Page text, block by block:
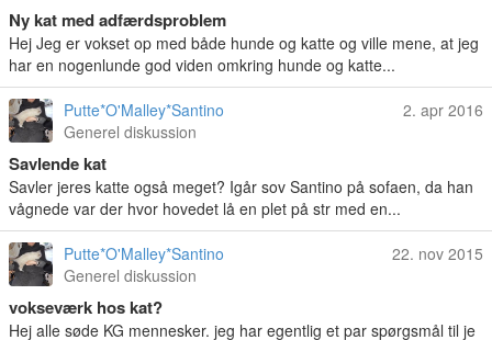
Ny kat med adfærdsproblem
Hej Jeg er vokset op med både hunde og katte og ville mene, at jeg
har en nogenlunde god viden omkring hunde og katte...
Putte*O'Malley*Santino
Generel diskussion
2. apr 2016
Savlende kat
Savler jeres katte også meget? Igår sov Santino på sofaen, da han
vågnede var der hvor hovedet lå en plet på str med en...
Putte*O'Malley*Santino
Generel diskussion
22. nov 2015
vokseværk hos kat?
Hej alle søde KG mennesker. jeg har egentlig et par spørgsmål til je